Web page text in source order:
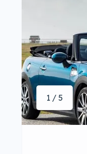
1 / 5